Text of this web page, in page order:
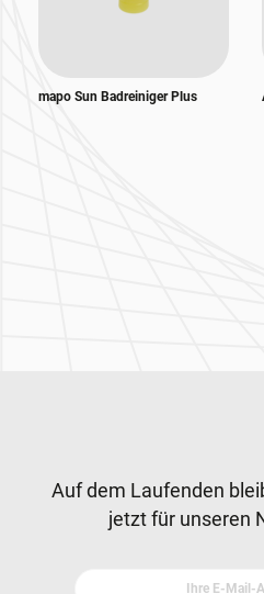
mapo Sun Badreiniger Plus
Newsletter
Auf dem Laufenden
jetzt für unseren